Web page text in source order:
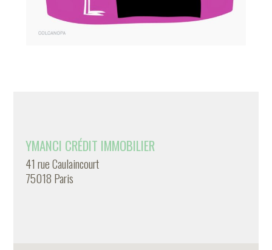
YMANCI CRÉDIT IMMOBILIER
41 rue Caulaincourt
75018 Paris